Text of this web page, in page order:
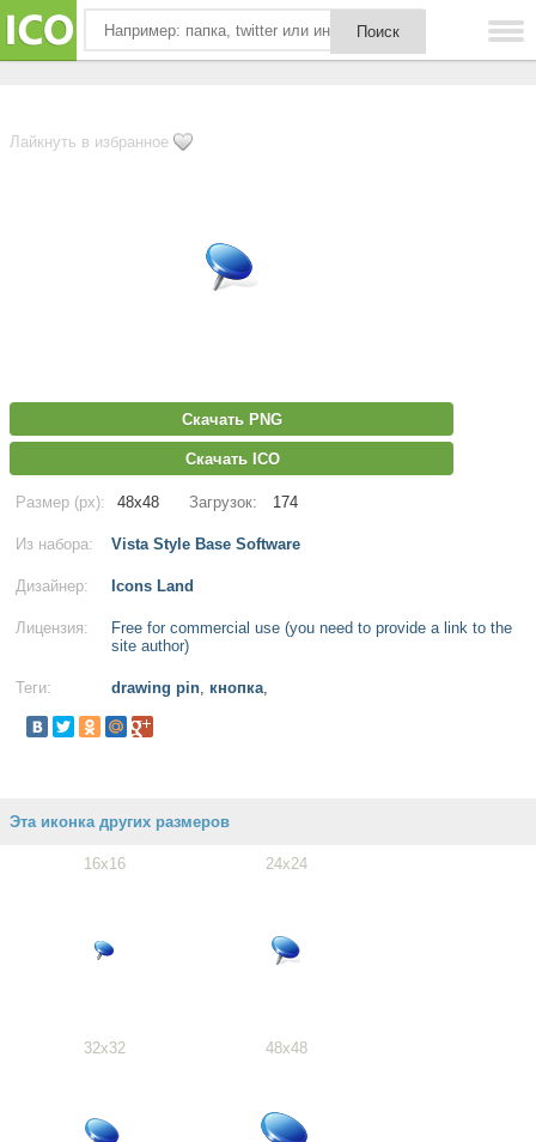
Лайкнуть в избранное
Скачать PNG
Скачать ICO
Размер (px): 48x48 Загрузок: 174
Из набора: Vista Style Base Software
Дизайнер: Icons Land
Лицензия:
Free for commercial use (you need to provide a link to the
site author)
Теги: drawing pin, кнопка,
Эта иконка других размеров
16x16 24x24
32x32 48x48